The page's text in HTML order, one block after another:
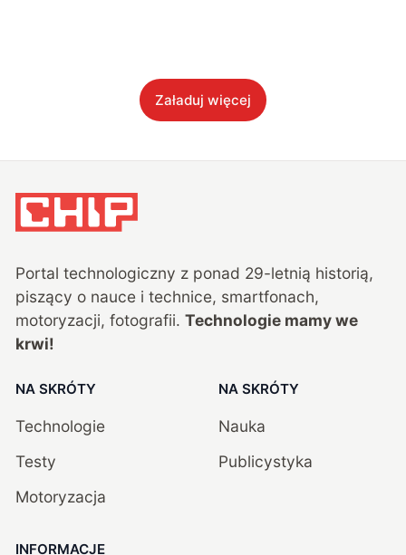
Załaduj więcej
Portal technologiczny z ponad 29-letnią historią,
piszący o nauce i technice, smartfonach,
motoryzacji, fotografii. Technologie mamy we
krwi!
NA SKRÓTY
Technologie
Testy
Motoryzacja
NA SKRÓTY
Nauka
Publicystyka
INFORMACJE